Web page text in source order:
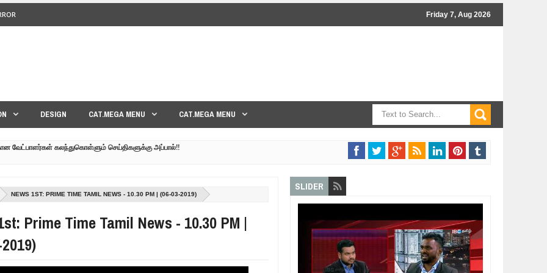
Friday 7, Aug 2026
DESIGN CAT.MEGA MENU CAT.MEGA MENU
அமீர் | 6TH APRIL AGNI PAARVAI DIRECTOR AMEER
நடந்தது என்ன??| GENEVA LIVE PART-02
| GENEVA LIVE PART-03 | SRI LANKA
NEWS 1ST: PRIME TIME TAMIL NEWS - 10.30 PM | (06-03-2019)
Prime Time Tamil News - 10.30 PM |
SLIDER